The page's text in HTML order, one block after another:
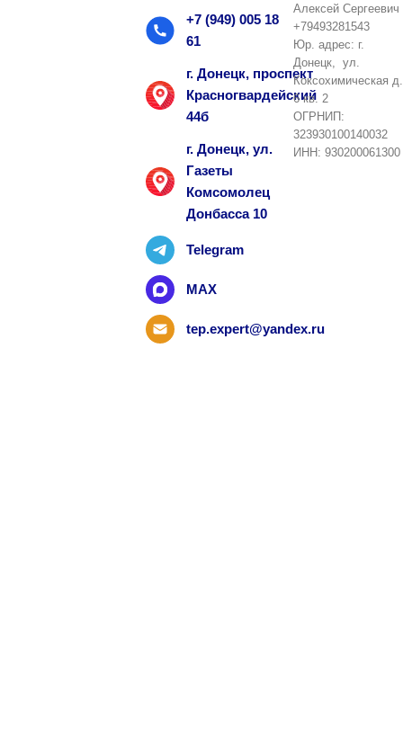
+7 (949) 005 18
61
г. Донецк, проспект
Красногвардейский
44б
г. Донецк, ул.
Газеты
Комсомолец
Донбасса 10
Telegram
MAX
tep.expert@yandex.ru
Алексей Сергеевич
+79493281543
Юр. адрес: г.
Донецк, ул.
Коксохимическая д.
6 кв. 2
ОГРНИП:
323930100140032
ИНН: 930200061300